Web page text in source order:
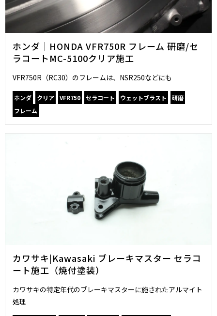
ホンダ｜HONDA VFR750R フレーム 研磨/セ
ラコートMC-5100クリア施工
VFR750R（RC30）のフレームは、NSR250などにも
ホンダ クリア VFR750 セラコート ウェットブラスト
研磨
フレーム
カワサキ|Kawasaki ブレーキマスター セラコ
ート施工（焼付塗装）
カワサキの特定年代のブレーキマスターに施されたアルマイト
処理